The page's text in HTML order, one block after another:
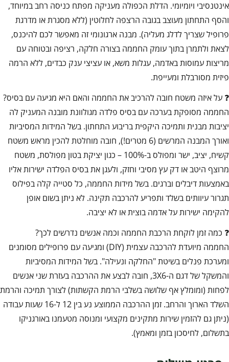
אינטנסיבי ויומיומי. הדלת הכפולה מעניקה מפתח כניסה רחב במיוחד,
והסף התחתון מעוצב בגובה הרצפה לחלוטין (ללא מסגרת או מדרגת
פרופיל שצריך לדלג מעליה). מבנה ארגונומי זה מאפשר לכם להיכנס,
לצאת ולתמרן בתוך עומק החממה בצורה חלקה, רציפה ובטוחה עם
מריצות עמוסות באדמה, עגלות משא, או עציצי ענק כבדים, ללא הרמה
פיזית מסורבלת ומעייפת.
❓ על איזה משטח חובה להרכיב את החממה והאם היא מגיעה עם בסיס?
החממה מסופקת בערכה עם בסיס פלדה מגולוונת מובנה המעניק לה
יציבות מבנית ותמיכה היקפית בריבוע התחתון. בשל המידות המסיביות
ואורך המבנה המרשים (6 מטרים!), חובה מוחלטת להכין מראש משטח
קשיח, יציב, ישר ומפולס ב-100% – כגון יציקת בטון מפולסת, משטח
מרוצף היטב או דק עץ מסיבי וחזק, ולעגן את בסיס הפלדה ישירות אליו
באמצעות דיבלים וברגים. בשל מידות החממה, כל סטייה קלה בפילוס
תגרור עיוותים בשלד ותפריע להרכבה תקינה. לא ניתן בשום אופן
להקימה ישירות על אדמה בוצית או לא יציבה.
❓ כמה זמן לוקחת הרכבת החממה וכמה אנשים נדרשים לכך?
החממה מיועדת להרכבה עצמית (DIY) ומגיעה עם פרופילים מסומנים
ומערכת פנלים בשיטת "החלקה ונעילה". בשל המידות המסיביות
והמשקל של דגם ה-3X6, חובה לבצע את ההרכבה בעזרת שני אנשים
לפחות (ומומלץ אף שלושה בשלבי הרמת הקשתות) לצורך תמיכה והרמת
השלד הארוך והרחב. זמן ההרכבה הממוצע נע בין 12 ל-16 שעות עבודה
(ניתן גם להזמין שירות מתקינים מקצועי ומנוסה מטעמנו באורגניקו
בתשלום, לחיסכון בזמן ומאמץ).